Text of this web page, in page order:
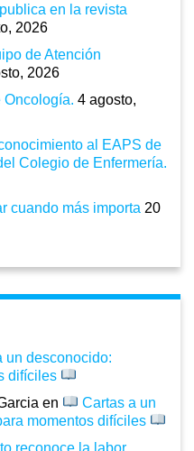
en la revista
2026
de Atención
2026
Oncología. 4 agosto,
al EAPS de
Colegio de Enfermería.
cuando más importa 20
un desconocido:
difíciles
en
Cartas a un
momentos difíciles
reconoce la labor